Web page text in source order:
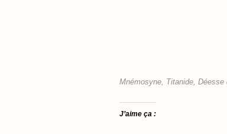
Mnémosyne, Titanide,
J’aime ça :